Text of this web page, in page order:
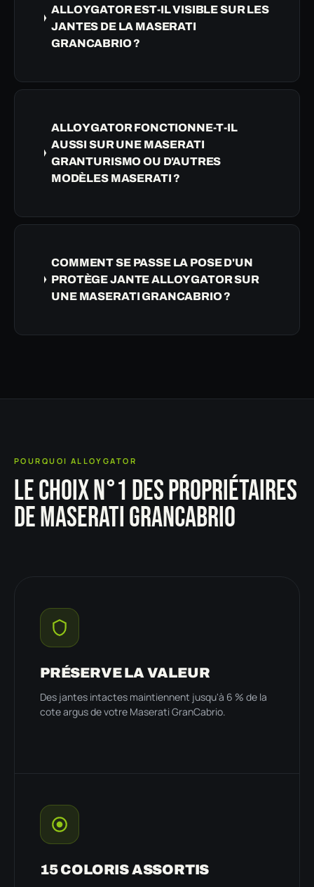
ALLOYGATOR EST-IL VISIBLE SUR LES
JANTES DE LA MASERATI
GRANCABRIO ?
ALLOYGATOR FONCTIONNE-T-IL
AUSSI SUR UNE MASERATI
GRANTURISMO OU D'AUTRES
MODÈLES MASERATI ?
COMMENT SE PASSE LA POSE D'UN
PROTÈGE JANTE ALLOYGATOR SUR
UNE MASERATI GRANCABRIO ?
POURQUOI ALLOYGATOR
LE CHOIX N°1 DES PROPRIÉTAIRES
DE MASERATI GRANCABRIO
PRÉSERVE LA VALEUR
Des jantes intactes maintiennent jusqu'à 6 % de la
cote argus de votre Maserati GranCabrio.
15 COLORIS ASSORTIS